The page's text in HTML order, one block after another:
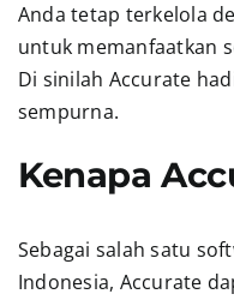
Anda tetap terkelola
untuk memanfaatkan
Di sinilah Accurate
sempurna.
Kenapa
Sebagai salah satu
Indonesia, Accurate